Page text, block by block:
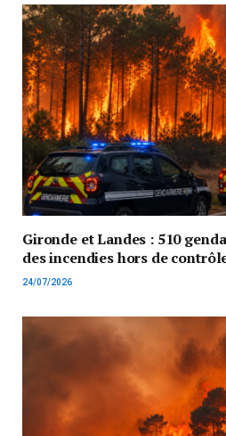
Gironde et Landes : 510
des incendies hors de
24/07/2026